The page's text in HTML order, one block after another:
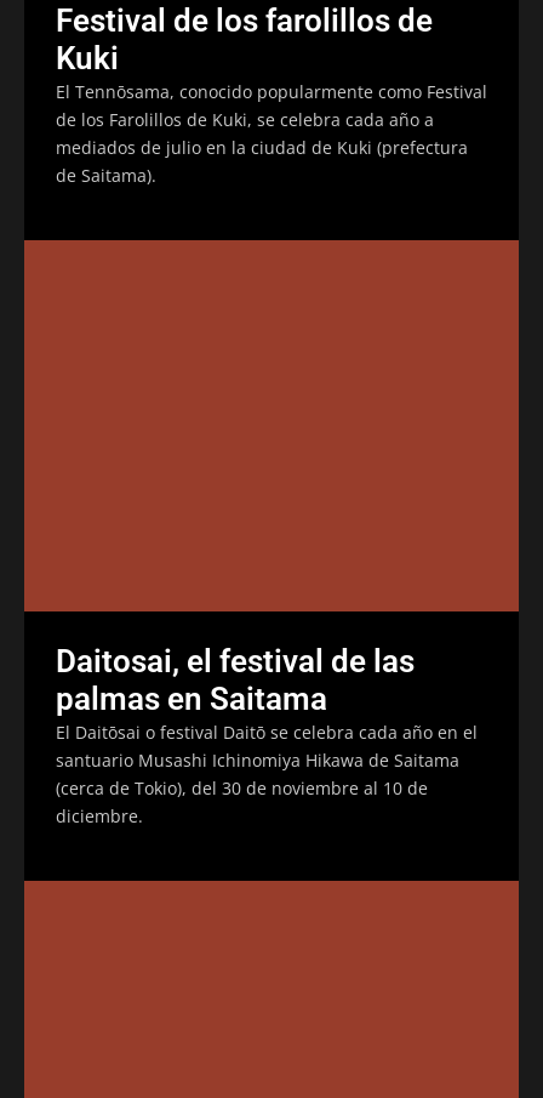
Festival de los farolillos de
Kuki
El Tennōsama, conocido popularmente como Festival
de los Farolillos de Kuki, se celebra cada año a
mediados de julio en la ciudad de Kuki (prefectura
de Saitama).
Daitosai, el festival de las
palmas en Saitama
El Daitōsai o festival Daitō se celebra cada año en el
santuario Musashi Ichinomiya Hikawa de Saitama
(cerca de Tokio), del 30 de noviembre al 10 de
diciembre.